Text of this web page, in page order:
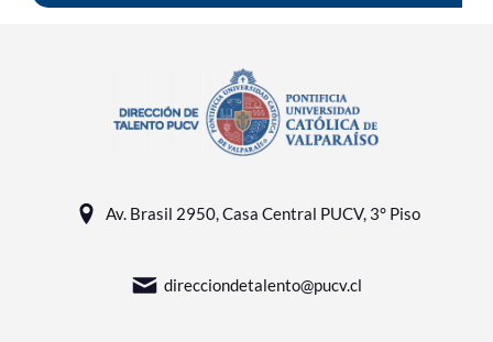
Av. Brasil 2950, Casa Central PUCV, 3° Piso
direcciondetalento@pucv.cl